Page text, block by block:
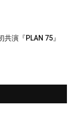
演『PLAN 75』